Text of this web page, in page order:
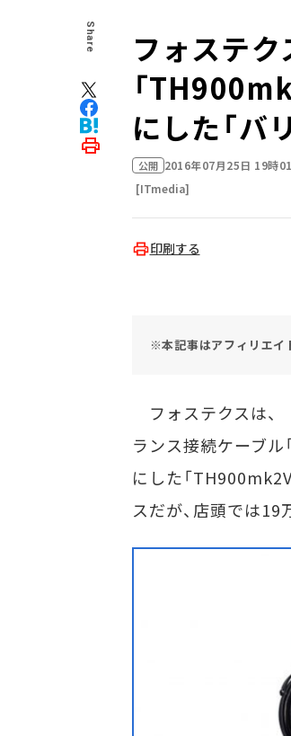
Share
フォステク
「
にした「バ
公開 2016年07月25日 19時
[ITmedia]
印刷する
※本記事はアフィリエイ
フォステクスは、
ランス接続ケーブル
にした「
スだが、店頭では19